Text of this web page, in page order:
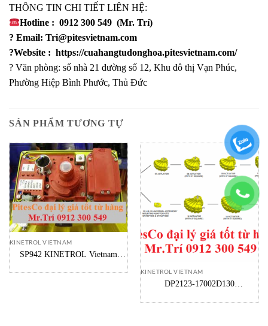
THÔNG TIN CHI TIẾT LIÊN HỆ:
Hotline : 0912 300 549 (Mr. Trí)
? Email: Tri@pitesvietnam.com
?Website : https://cuahangtudonghoa.pitesvietnam.com/
? Văn phòng: số nhà 21 đường số 12, Khu đô thị Vạn Phúc,
Phường Hiệp Bình Phước, Thủ Đức
SẢN PHẨM TƯƠNG TỰ
KINETROL VIETNAM
SP942 KINETROL Vietnam
KINETROL VIETNAM
DP2123-17002D130
Pitesco đại lý KINETROL